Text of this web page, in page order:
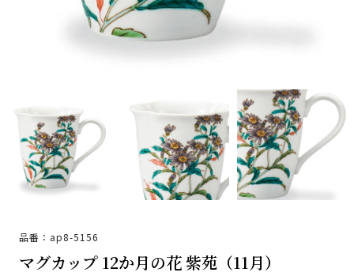
品番：ap8-5156
マグカップ 12か月の花 紫苑（11月）